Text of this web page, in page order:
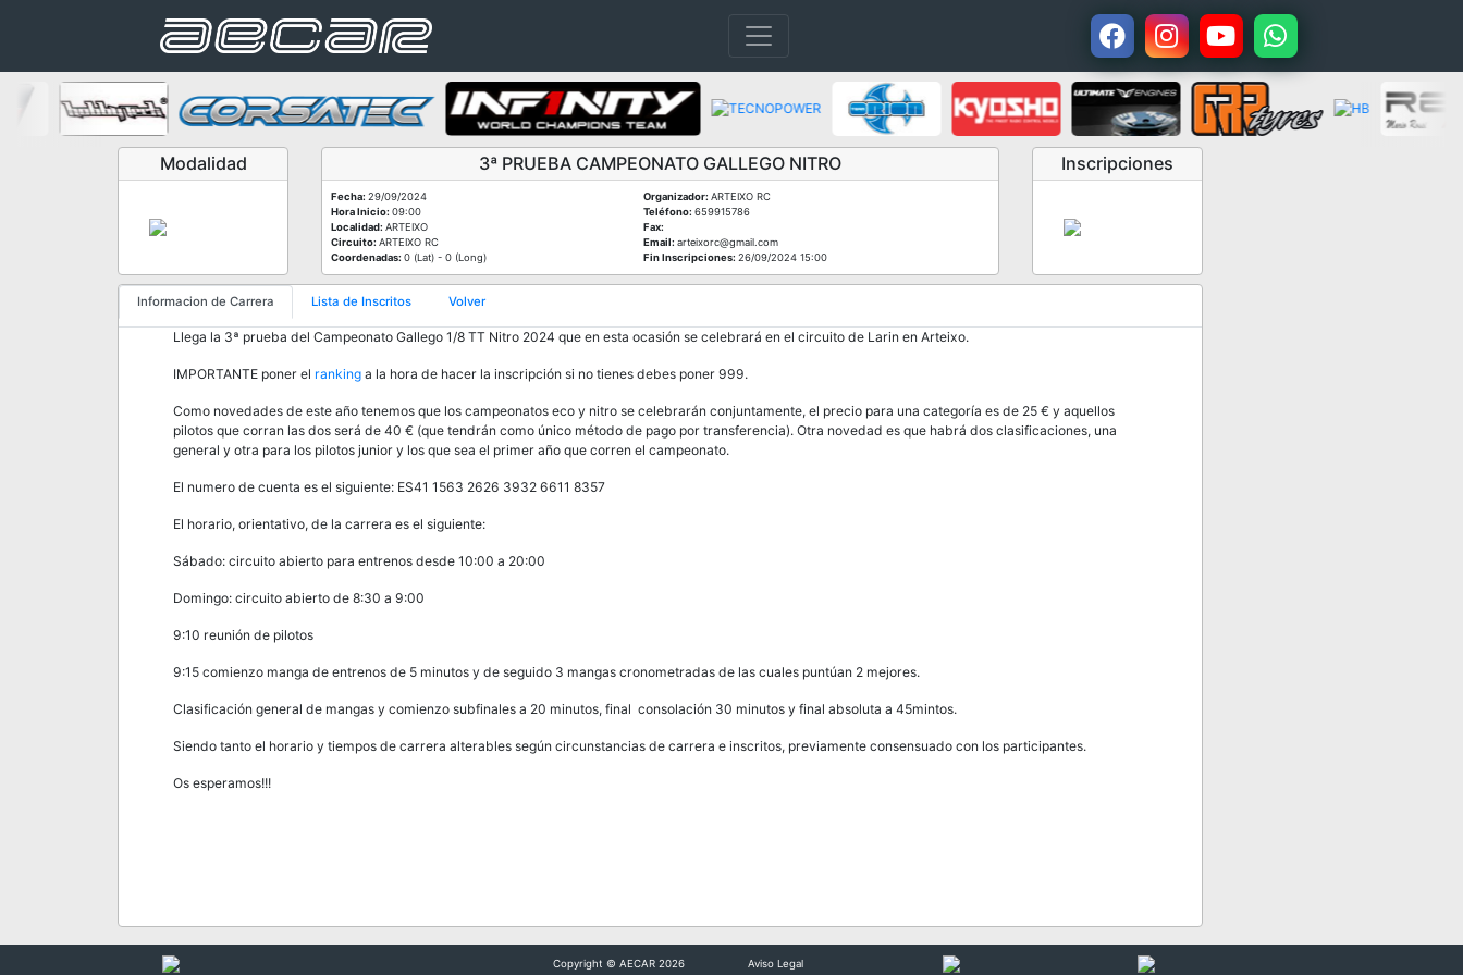
Modalidad 3ª PRUEBA CAMPEONATO GALLEGO NITRO
Fecha:29/09/2024 Organizador:ARTEIXO RC
Hora Inicio:09:00 Teléfono:659915786
Localidad:ARTEIXO
Fax:
Circuito:ARTEIXO RC Email:arteixorc@gmail.com
Coordenadas:0 (Lat) - 0 (Long) Fin Inscripciones:26/09/2024 15:00
Inscripciones
Informacion de Carrera Lista de Inscritos Volver
Llega la 3ª prueba del Campeonato Gallego 1/8 TT Nitro 2024 que en esta ocasión se celebrará en el circuito de Larin en Arteixo.
IMPORTANTE poner el ranking a la hora de hacer la inscripción si no tienes debes poner 999.
Como novedades de este año tenemos que los campeonatos eco y nitro se celebrarán conjuntamente, el precio para una categoría es de 25 € y aquellos
pilotos que corran las dos será de 40 € (que tendrán como único método de pago por transferencia). Otra novedad es que habrá dos clasificaciones, una
general y otra para los pilotos junior y los que sea el primer año que corren el campeonato.
El numero de cuenta es el siguiente: ES41 1563 2626 3932 6611 8357
El horario, orientativo, de la carrera es el siguiente:
Sábado: circuito abierto para entrenos desde 10:00 a 20:00
Domingo: circuito abierto de 8:30 a 9:00
9:10 reunión de pilotos
9:15 comienzo manga de entrenos de 5 minutos y de seguido 3 mangas cronometradas de las cuales puntúan 2 mejores.
Clasificación general de mangas y comienzo subfinales a 20 minutos, final consolación 30 minutos y final absoluta a 45mintos.
Siendo tanto el horario y tiempos de carrera alterables según circunstancias de carrera e inscritos, previamente consensuado con los participantes.
Os esperamos!!!
Copyright © AECAR 2026 Aviso Legal